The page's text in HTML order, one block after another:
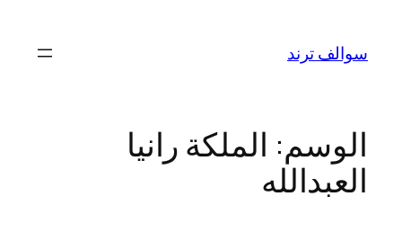
المحتوى
سوالف ترند
الوسم: الملكة رانيا
العبدالله